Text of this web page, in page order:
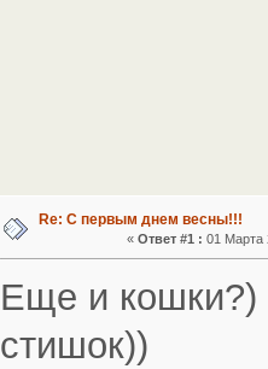
Re: С первым днем весны!!!
« Ответ #1 : 01 Марта
Еще и кошки?)
стишок))